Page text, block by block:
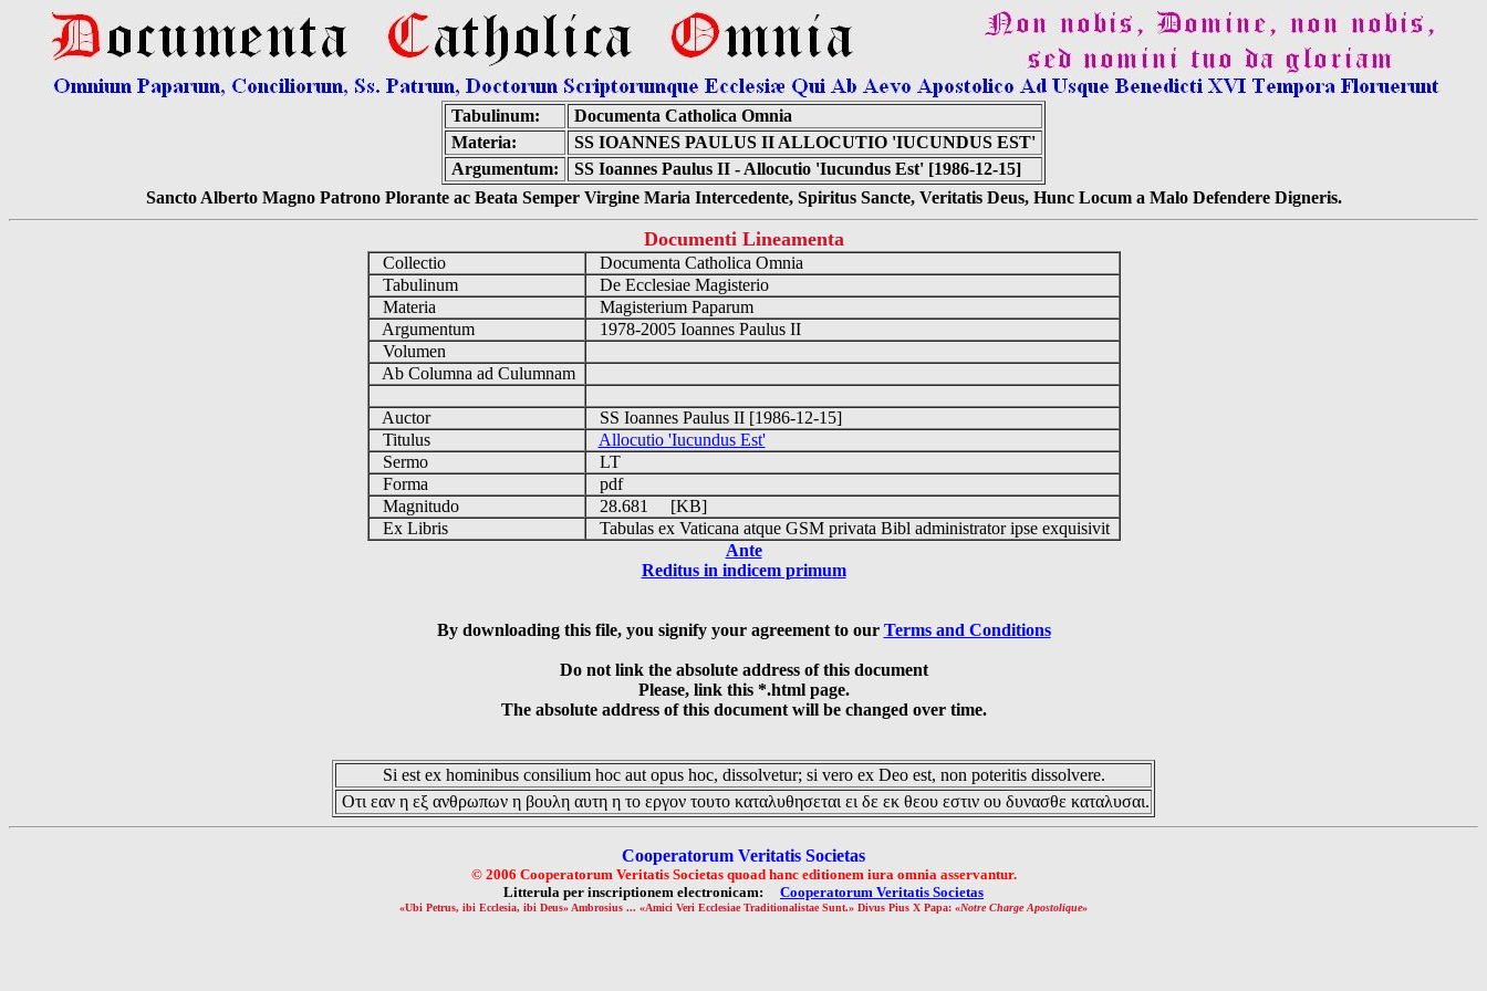
Tabulinum:
Documenta Catholica Omnia
Materia:
SS IOANNES PAULUS II ALLOCUTIO 'IUCUNDUS EST'
Argumentum:
SS Ioannes Paulus II - Allocutio 'Iucundus Est' [1986-12-15]
Sancto Alberto Magno Patrono Plorante ac Beata Semper Virgine Maria Intercedente, Spiritus Sancte, Veritatis Deus, Hunc Locum a Malo Defendere Digneris.
Documenti Lineamenta
Collectio
Documenta Catholica Omnia
Tabulinum
De Ecclesiae Magisterio
Materia
Magisterium Paparum
Argumentum
1978-2005 Ioannes Paulus II
Volumen
Ab Columna ad Culumnam
Auctor
SS Ioannes Paulus II [1986-12-15]
Titulus
Allocutio 'Iucundus Est'
Sermo
LT
Forma
pdf
Magnitudo
28.681 [KB]
Ex Libris
Tabulas ex Vaticana atque GSM privata Bibl administrator ipse exquisivit
Ante
Reditus in indicem primum
By downloading this file, you signify your agreement to our Terms and Conditions
Do not link the absolute address of this document
Please, link this *.html page.
The absolute address of this document will be changed over time.
Si est ex hominibus consilium hoc aut opus hoc, dissolvetur; si vero ex Deo est, non poteritis dissolvere.
Οτι εαν η εξ ανθρωπων η βουλη αυτη η το εργον τουτο καταλυθησεται ει δε εκ θεου εστιν ου δυνασθε καταλυσαι.
Cooperatorum Veritatis Societas
© 2006 Cooperatorum Veritatis Societas quoad hanc editionem iura omnia asservantur.
Litterula per inscriptionem electronicam: Cooperatorum Veritatis Societas
«Ubi Petrus, ibi Ecclesia, ibi Deus» Ambrosius ... «Amici Veri Ecclesiae Traditionalistae Sunt.» Divus Pius X Papa: «Notre Charge Apostolique»